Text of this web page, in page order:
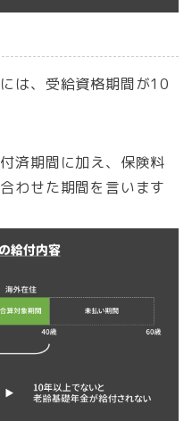
は、受給資格期間が10
済期間に加え、保険料
わせた期間を言います